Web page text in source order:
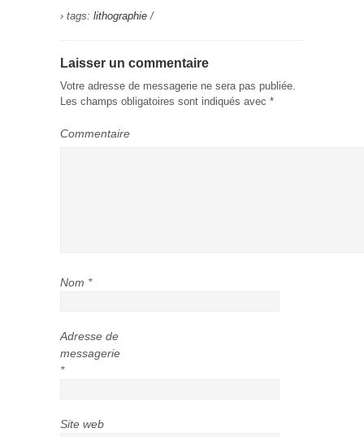
› tags: lithographie /
Laisser un commentaire
Votre adresse de messagerie ne sera pas publiée.
Les champs obligatoires sont indiqués avec *
Commentaire
Nom *
Adresse de
messagerie
*
Site web